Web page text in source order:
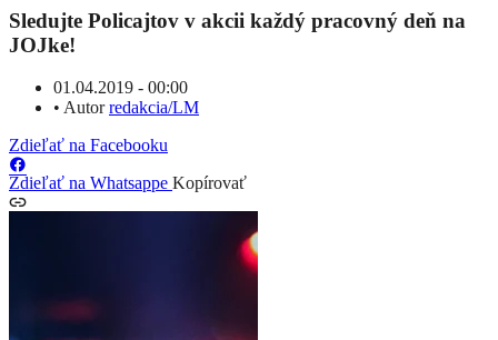
​Sledujte Policajtov v akcii každý pracovný deň na
JOJke!
01.04.2019 - 00:00
• Autorredakcia/LM
Zdieľať na Facebooku
Zdieľať na Whatsappe Kopírovať